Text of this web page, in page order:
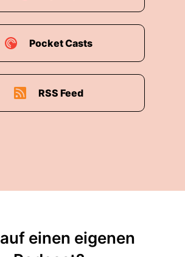
Pocket Casts
RSS Feed
einen eigenen